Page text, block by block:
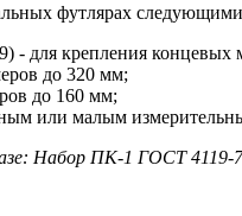
футлярах
для крепления концевых
до 320 мм;
до 160 мм;
или малым
Набор ПК-1 ГОСТ 4119-